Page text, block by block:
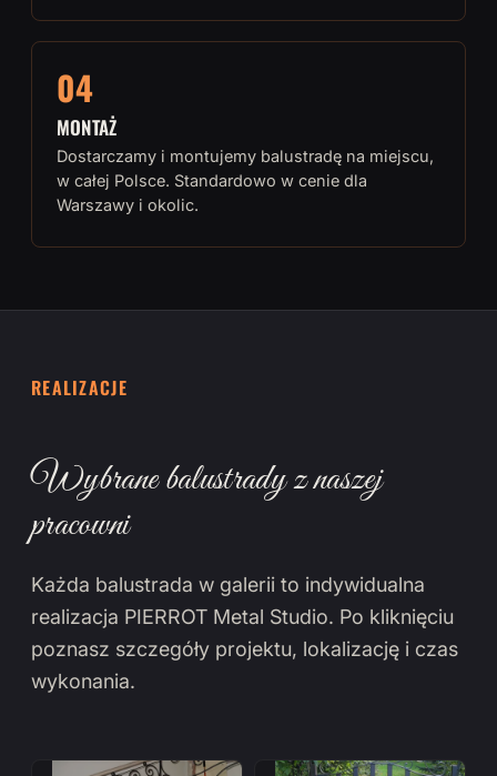
04
MONTAŻ
Dostarczamy i montujemy balustradę na miejscu,
w całej Polsce. Standardowo w cenie dla
Warszawy i okolic.
REALIZACJE
Wybrane balustrady z naszej
pracowni
Każda balustrada w galerii to indywidualna
realizacja PIERROT Metal Studio. Po kliknięciu
poznasz szczegóły projektu, lokalizację i czas
wykonania.